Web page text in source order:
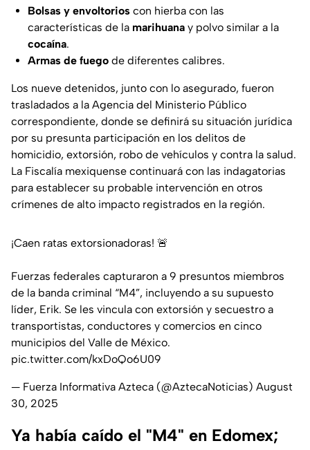
Bolsas y envoltorios con hierba con las
características de la marihuana y polvo similar a la
cocaína.
Armas de fuego de diferentes calibres.
Los nueve detenidos, junto con lo asegurado, fueron
trasladados a la Agencia del Ministerio Público
correspondiente, donde se definirá su situación jurídica
por su presunta participación en los delitos de
homicidio, extorsión, robo de vehículos y contra la salud.
La Fiscalía mexiquense continuará con las indagatorias
para establecer su probable intervención en otros
crímenes de alto impacto registrados en la región.
¡Caen ratas extorsionadoras! 🚨
Fuerzas federales capturaron a 9 presuntos miembros
de la banda criminal “M4”, incluyendo a su supuesto
líder, Erik. Se les vincula con extorsión y secuestro a
transportistas, conductores y comercios en cinco
municipios del Valle de México.
pic.twitter.com/kxDoQo6U09
— Fuerza Informativa Azteca (@AztecaNoticias) August
30, 2025
Ya había caído el "M4" en Edomex;